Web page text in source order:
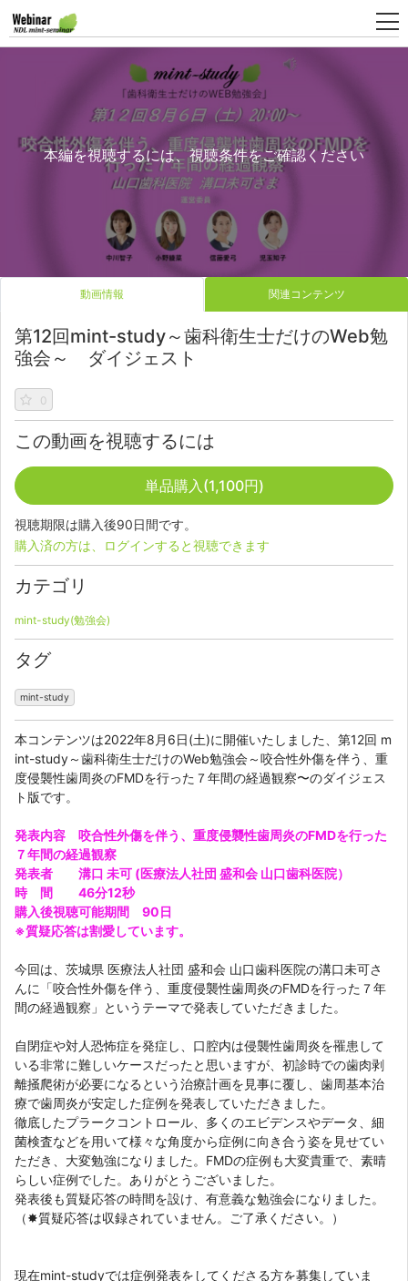
本編を視聴するには、視聴条件をご確認ください
動画情報 関連コンテンツ
第12回mint-study～歯科衛生士だけのWeb勉
強会～ ダイジェスト
0
この動画を視聴するには
単品購入(1,100円)
視聴期限は購入後90日間です。
購入済の方は、ログインすると視聴できます
カテゴリ
mint-study(勉強会)
タグ
mint-study
本コンテンツは2022年8月6日(土)に開催いたしました、第12回 m
int-study～歯科衛生士だけのWeb勉強会～咬合性外傷を伴う、重
度侵襲性歯周炎のFMDを行った７年間の経過観察〜のダイジェス
発表内容　咬合性外傷を伴う、重度侵襲性歯周炎のFMDを行った
７年間の経過観察
発表者　　溝口 未可 (医療法人社団 盛和会 山口歯科医院）
時　間　　46分12秒
購入後視聴可能期間　90日
※質疑応答は割愛しています。
今回は、茨城県 医療法人社団 盛和会 山口歯科医院の溝口未可さ
んに「咬合性外傷を伴う、重度侵襲性歯周炎のFMDを行った７年
間の経過観察」というテーマで発表していただきました。
自閉症や対人恐怖症を発症し、口腔内は侵襲性歯周炎を罹患して
いる非常に難しいケースだったと思いますが、初診時での歯肉剥
離掻爬術が必要になるという治療計画を見事に覆し、歯周基本治
療で歯周炎が安定した症例を発表していただきました。
徹底したプラークコントロール、多くのエビデンスやデータ、細
菌検査などを用いて様々な角度から症例に向き合う姿を見せてい
ただき、大変勉強になりました。FMDの症例も大変貴重で、素晴
らしい症例でした。ありがとうございました。
発表後も質疑応答の時間を設け、有意義な勉強会になりました。
（✸質疑応答は収録されていません。ご了承ください。）
現在mint-studyでは症例発表をしてくださる方を募集していま